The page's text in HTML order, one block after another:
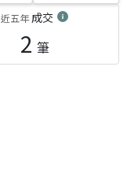
近五年成交
2 筆